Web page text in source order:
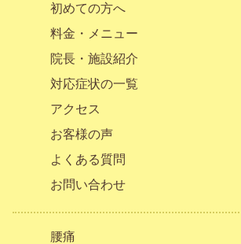
初めての方へ
料金・メニュー
院長・施設紹介
対応症状の一覧
アクセス
お客様の声
よくある質問
お問い合わせ
腰痛